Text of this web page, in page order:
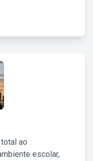
ao
escolar,